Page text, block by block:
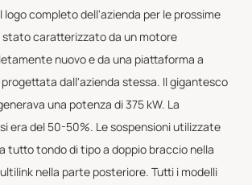
logo completo dell'azienda per le prossime
stato caratterizzato da un motore
nuovo e da una piattaforma a
dall'azienda stessa. Il gigantesco
una potenza di 375 kW. La
era del 50-50%. Le sospensioni utilizzate
tutto tondo di tipo a doppio braccio nella
nella parte posteriore. Tutti i modelli